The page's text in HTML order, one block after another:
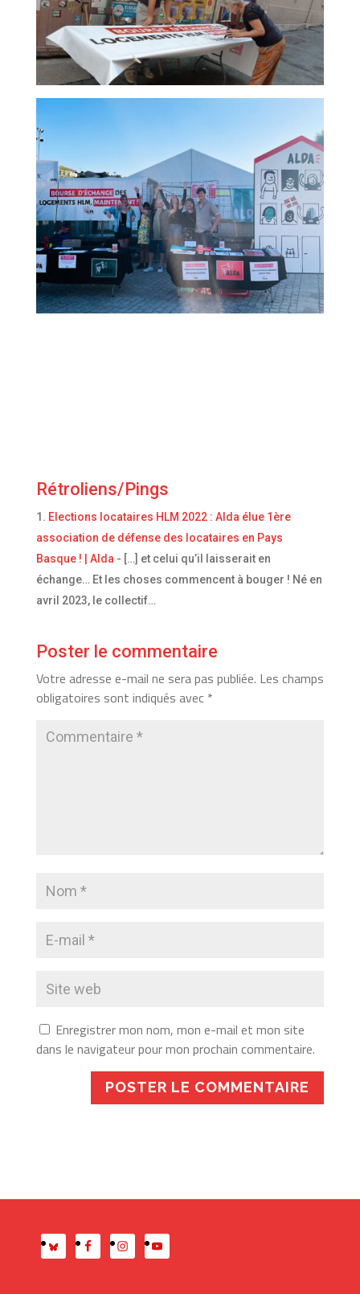
Rétroliens/Pings
Elections locataires HLM 2022 : Alda élue 1ère
association de défense des locataires en Pays
Basque ! | Alda - […] et celui qu’il laisserait en
échange… Et les choses commencent à bouger ! Né en
avril 2023, le collectif…
Poster le commentaire
Votre adresse e-mail ne sera pas publiée. Les champs
obligatoires sont indiqués avec *
Enregistrer mon nom, mon e-mail et mon site
dans le navigateur pour mon prochain commentaire.